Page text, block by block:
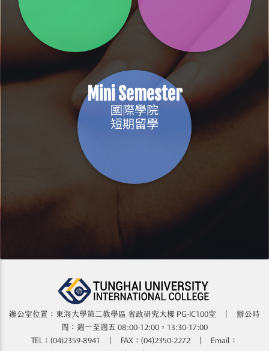
Mini Semester
國際學院
短期留學
辦公室位置：東海大學第二教學區 省政研究大樓​​​​ PG-IC100室 | 辦公時
間：週一至週五 08:00-12:00，13:30-17:00
TEL：(04)2359-8941 | FAX：(04)2350-2272 | Email：